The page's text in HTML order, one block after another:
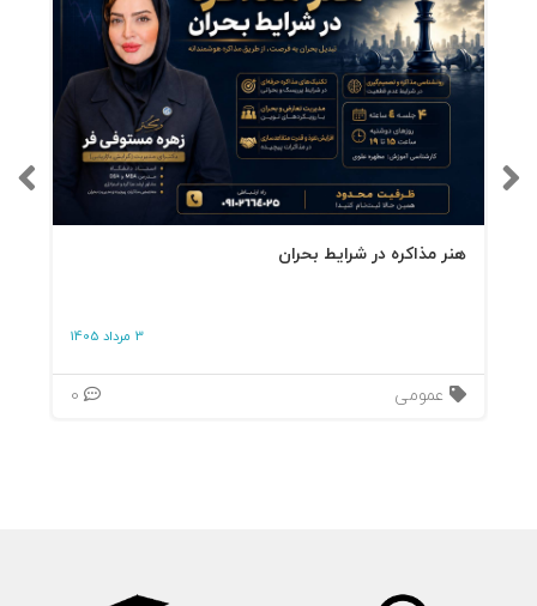
هنر مذاکره در شرایط بحران
3 مرداد 1405
عمومی